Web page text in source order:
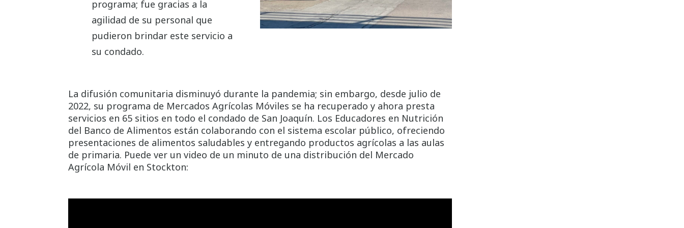
programa; fue gracias a la
agilidad de su personal que
pudieron brindar este servicio a
su condado.
La difusión comunitaria disminuyó durante la pandemia; sin embargo, desde julio de
2022, su programa de Mercados Agrícolas Móviles se ha recuperado y ahora presta
servicios en 65 sitios en todo el condado de San Joaquín. Los Educadores en Nutrición
del Banco de Alimentos están colaborando con el sistema escolar público, ofreciendo
presentaciones de alimentos saludables y entregando productos agrícolas a las aulas
de primaria. Puede ver un video de un minuto de una distribución del Mercado
Agrícola Móvil en Stockton: